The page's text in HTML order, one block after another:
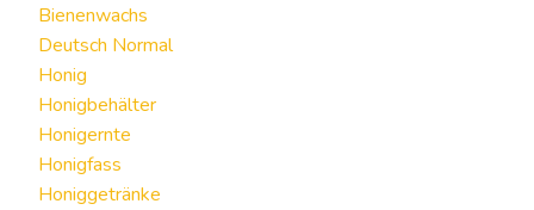
Bienenwachs
Deutsch Normal
Honig
Honigbehälter
Honigernte
Honigfass
Honiggetränke